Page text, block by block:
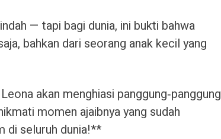
— tapi bagi dunia, ini bukti bahwa
bahkan dari seorang anak kecil yang
akan menghiasi panggung‑panggung
momen ajaibnya yang sudah
di seluruh dunia!**